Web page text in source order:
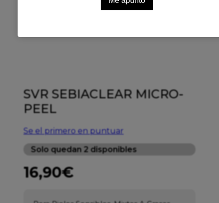
SVR SEBIACLEAR MICRO-
PEEL
Se el primero en puntuar
Solo quedan 2 disponibles
16,90€